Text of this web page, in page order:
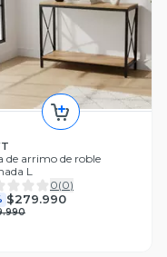
de arrimo de roble
L
0(0)
$279.990